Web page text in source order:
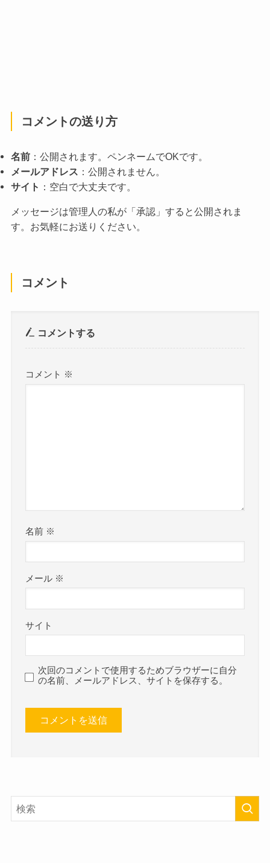
コメントの送り方
名前：公開されます。ペンネームでOKです。
メールアドレス ：公開されません。
サイト ：空白で大丈夫です。
メッセージは管理人の私が「承認」すると公開されま
す。お気軽にお送りください。
コメント
コメントする
コメント ※
名前 ※
メール ※
サイト
次回のコメントで使用するためブラウザーに自分
の名前、メールアドレス、サイトを保存する。